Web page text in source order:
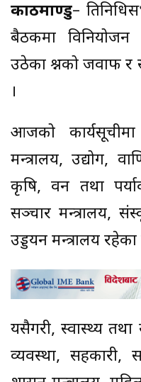
काठमाण्डु–
बैठकमा
उठेका प्रश्नको जवाफ
।
आजको
मन्त्रालय, उद्योग,
कृषि, वन तथा
सञ्चार मन्त्रालय,
उड्डयन मन्त्रालय
यसैगरी, स्वास्थ्य तथा
व्यवस्था, सहकारी,